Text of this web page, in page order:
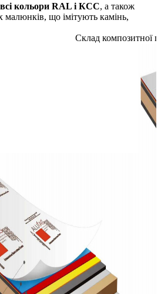
кольори RAL і КСС, а також
малюнків, що імітують камінь,
Склад композитної